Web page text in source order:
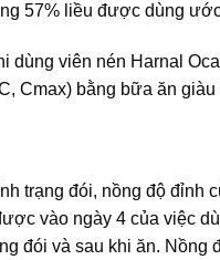
57% liều được dùng
dùng viên nén Harnal
Cmax) bằng bữa ăn
trạng đói, nồng độ đỉnh
vào ngày 4 của việc
đói và sau khi ăn. Nồng